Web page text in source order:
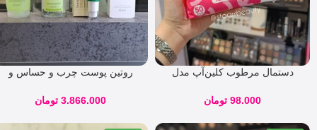
دستمال مرطوب کلین‌آپ مدل
98.000 تومان
روتین پوست چرب و حساس و
3.866.000 تومان